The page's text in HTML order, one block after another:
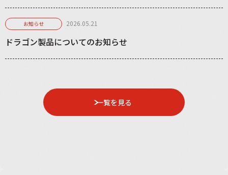
お知らせ 2026.05.21
ドラゴン製品についてのお知らせ
一覧を見る